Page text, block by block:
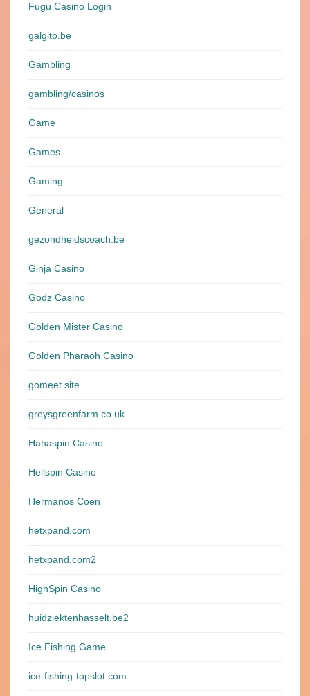
Fugu Casino Login
galgito.be
Gambling
gambling/casinos
Game
Games
Gaming
General
gezondheidscoach.be
Ginja Casino
Godz Casino
Golden Mister Casino
Golden Pharaoh Casino
gomeet.site
greysgreenfarm.co.uk
Hahaspin Casino
Hellspin Casino
Hermanos Coen
hetxpand.com
hetxpand.com2
HighSpin Casino
huidziektenhasselt.be2
Ice Fishing Game
ice-fishing-topslot.com